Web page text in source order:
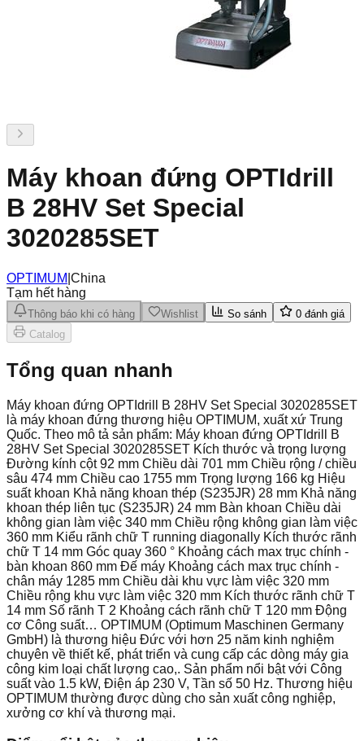
Máy khoan đứng OPTIdrill
B 28HV Set Special
3020285SET
OPTIMUM China
Tạm hết hàng
Thông báo khi có hàng Wishlist So sánh 0 đánh giá
Catalog
Tổng quan nhanh
Máy khoan đứng OPTIdrill B 28HV Set Special 3020285SET
là máy khoan đứng thương hiệu OPTIMUM, xuất xứ Trung
Quốc. Theo mô tả sản phẩm: Máy khoan đứng OPTIdrill B
28HV Set Special 3020285SET Kích thước và trọng lượng
Đường kính cột 92 mm Chiều dài 701 mm Chiều rộng / chiều
sâu 474 mm Chiều cao 1755 mm Trọng lượng 166 kg Hiệu
suất khoan Khả năng khoan thép (S235JR) 28 mm Khả năng
khoan thép liên tục (S235JR) 24 mm Bàn khoan Chiều dài
không gian làm việc 340 mm Chiều rộng không gian làm việc
360 mm Kiểu rãnh chữ T running diagonally Kích thước rãnh
chữ T 14 mm Góc quay 360 ° Khoảng cách max trục chính -
bàn khoan 860 mm Đế máy Khoảng cách max trục chính -
chân máy 1285 mm Chiều dài khu vực làm việc 320 mm
Chiều rộng khu vực làm việc 320 mm Kích thước rãnh chữ T
14 mm Số rãnh T 2 Khoảng cách rãnh chữ T 120 mm Động
cơ Công suất… OPTIMUM (Optimum Maschinen Germany
GmbH) là thương hiệu Đức với hơn 25 năm kinh nghiệm
chuyên về thiết kế, phát triển và cung cấp các dòng máy gia
công kim loại chất lượng cao,. Sản phẩm nổi bật với Công
suất vào 1.5 kW, Điện áp 230 V, Tần số 50 Hz. Thương hiệu
OPTIMUM thường được dùng cho sản xuất công nghiệp,
xưởng cơ khí và thương mại.